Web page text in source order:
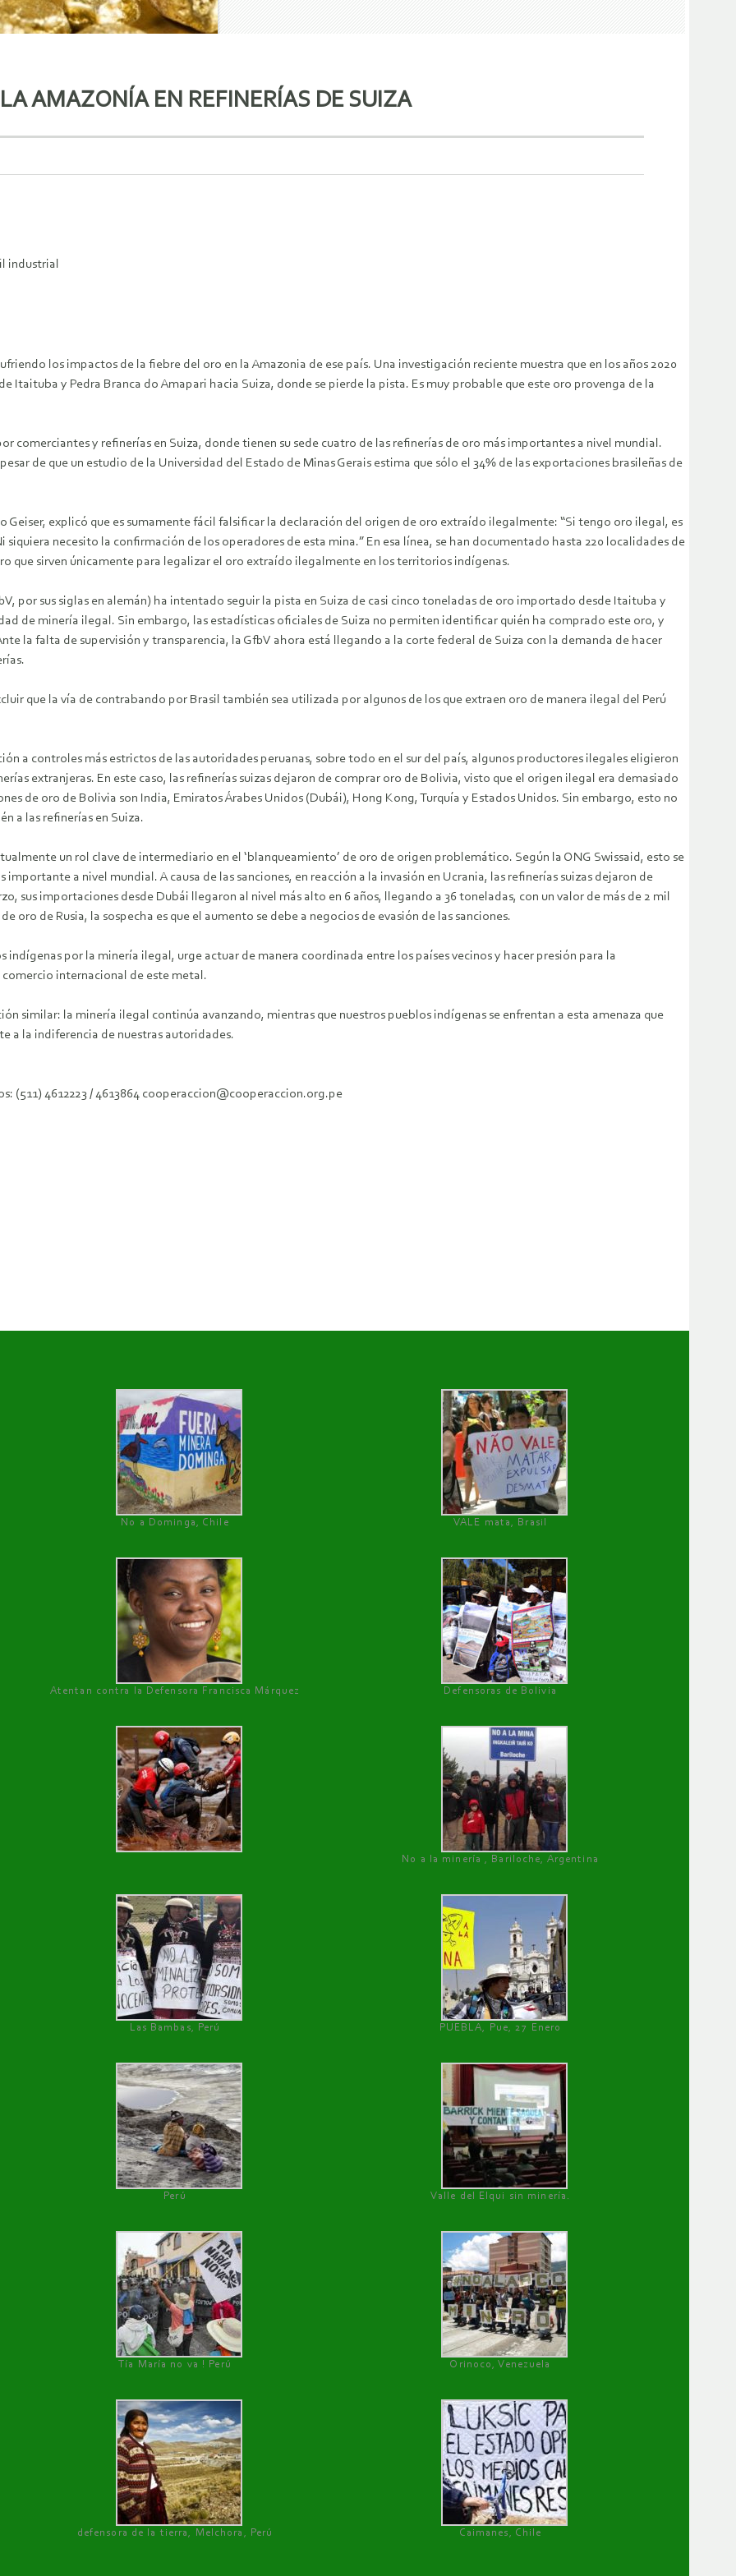
AMAZONÍA EN REFINERÍAS DE SUIZA
industrial
los impactos de la fiebre del oro en la Amazonia de ese país. Una investigación reciente muestra que en los años 2020
Itaituba y Pedra Branca do Amapari hacia Suiza, donde se pierde la pista. Es muy probable que este oro provenga de la
comerciantes y refinerías en Suiza, donde tienen su sede cuatro de las refinerías de oro más importantes a nivel mundial.
de que un estudio de la Universidad del Estado de Minas Gerais estima que sólo el 34% de las exportaciones brasileñas de
Geiser, explicó que es sumamente fácil falsificar la declaración del origen de oro extraído ilegalmente: “Si tengo oro ilegal, es
necesito la confirmación de los operadores de esta mina.” En esa línea, se han documentado hasta 220 localidades de
que sirven únicamente para legalizar el oro extraído ilegalmente en los territorios indígenas.
por sus siglas en alemán) ha intentado seguir la pista en Suiza de casi cinco toneladas de oro importado desde Itaituba y
de minería ilegal. Sin embargo, las estadísticas oficiales de Suiza no permiten identificar quién ha comprado este oro, y
la falta de supervisión y transparencia, la GfbV ahora está llegando a la corte federal de Suiza con la demanda de hacer
que la vía de contrabando por Brasil también sea utilizada por algunos de los que extraen oro de manera ilegal del Perú
a controles más estrictos de las autoridades peruanas, sobre todo en el sur del país, algunos productores ilegales eligieron
extranjeras. En este caso, las refinerías suizas dejaron de comprar oro de Bolivia, visto que el origen ilegal era demasiado
de oro de Bolivia son India, Emiratos Árabes Unidos (Dubái), Hong Kong, Turquía y Estados Unidos. Sin embargo, esto no
a las refinerías en Suiza.
un rol clave de intermediario en el ‘blanqueamiento’ de oro de origen problemático. Según la ONG Swissaid, esto se
a nivel mundial. A causa de las sanciones, en reacción a la invasión en Ucrania, las refinerías suizas dejaron de
sus importaciones desde Dubái llegaron al nivel más alto en 6 años, llegando a 36 toneladas, con un valor de más de 2 mil
de Rusia, la sospecha es que el aumento se debe a negocios de evasión de las sanciones.
por la minería ilegal, urge actuar de manera coordinada entre los países vecinos y hacer presión para la
internacional de este metal.
similar: la minería ilegal continúa avanzando, mientras que nuestros pueblos indígenas se enfrentan a esta amenaza que
a la indiferencia de nuestras autoridades.
(511) 4612223 / 4613864 cooperaccion@cooperaccion.org.pe
No a Dominga, Chile
VALE mata, Brasil
Atentan contra la Defensora Francisca Márquez Defensoras de Bolivia
No a la minería , Bariloche, Argentina
Las Bambas, Perú PUEBLA, Pue, 27 Enero
Perú Valle del Elqui sin minería.
Tía María no va ! Perú Orinoco, Venezuela
defensora de la tierra, Melchora, Perú Caimanes, Chile